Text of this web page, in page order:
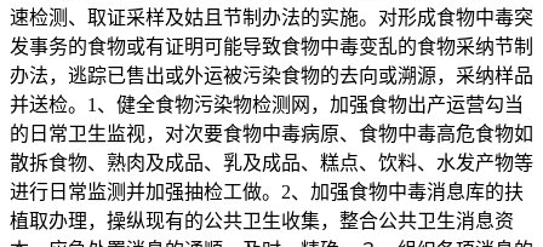
速检测、取证采样及姑且节制办法的实施。对形成食物中毒突
发事务的食物或有证明可能导致食物中毒变乱的食物采纳节制
办法，逃踪已售出或外运被污染食物的去向或溯源，采纳样品
并送检。1、健全食物污染物检测网，加强食物出产运营勾当
的日常卫生监视，对次要食物中毒病原、食物中毒高危食物如
散拆食物、熟肉及成品、乳及成品、糕点、饮料、水发产物等
进行日常监测并加强抽检工做。2、加强食物中毒消息库的扶
植取办理，操纵现有的公共卫生收集，整合公共卫生消息资